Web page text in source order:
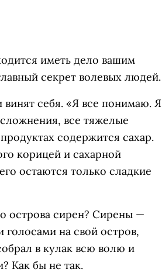
иметь дело вашим
секрет волевых людей.
себя. «Я все понимаю. Я
все тяжелые
содержится сахар.
корицей и сахарной
остаются только сладкие
острова сирен? Сирены —
на свой остров,
в кулак всю волю и
Как бы не так.